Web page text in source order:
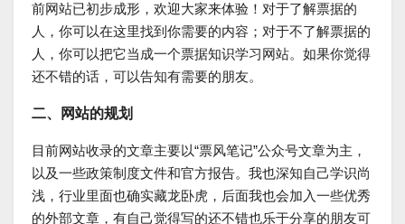
前网站已初步成形，欢迎大家来体验！对于了解票据的
人，你可以在这里找到你需要的内容；对于不了解票据的
人，你可以把它当成一个票据知识学习网站。如果你觉得
还不错的话，可以告知有需要的朋友。
二、网站的规划
目前网站收录的文章主要以“票风笔记”公众号文章为主，
以及一些政策制度文件和官方报告。我也深知自己学识尚
浅，行业里面也确实藏龙卧虎，后面我也会加入一些优秀
的外部文章，有自己觉得写的还不错也乐于分享的朋友可